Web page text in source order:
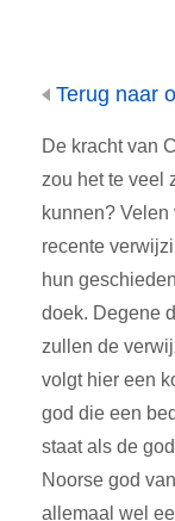
Terug naar
De kracht van
zou het te veel
kunnen?
recente
hun
doek. Degene
zullen de
volgt hier een
god die een
staat als de
Noorse god
allemaal wel